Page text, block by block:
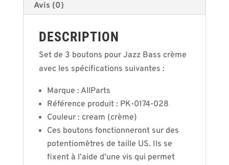
Avis (0)
DESCRIPTION
Set de 3 boutons pour Jazz Bass crème
avec les spécifications suivantes :
Marque : AllParts
Référence produit : PK-0174-028
Couleur : cream (crème)
Ces boutons fonctionneront sur des
potentiomètres de taille US. Ils se
fixent à l’aide d’une vis qui permet